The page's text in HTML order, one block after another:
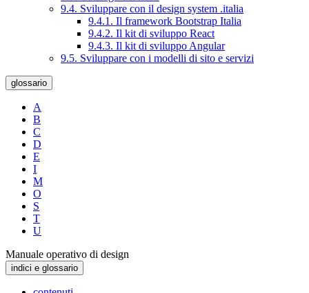
9.4. Sviluppare con il design system .italia
9.4.1. Il framework Bootstrap Italia
9.4.2. Il kit di sviluppo React
9.4.3. Il kit di sviluppo Angular
9.5. Sviluppare con i modelli di sito e servizi
glossario
A
B
C
D
E
I
M
O
S
T
U
Manuale operativo di design
indici e glossario